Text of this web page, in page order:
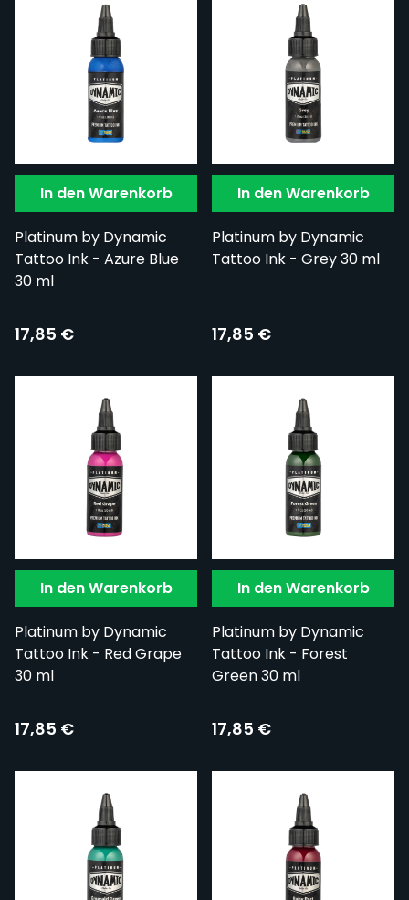
In den Warenkorb
Platinum by Dynamic
Tattoo Ink - Azure Blue
30 ml
17,85 €
In den Warenkorb
Platinum by Dynamic
Tattoo Ink - Grey 30 ml
17,85 €
In den Warenkorb
Platinum by Dynamic
Tattoo Ink - Red Grape
30 ml
17,85 €
In den Warenkorb
Platinum by Dynamic
Tattoo Ink - Forest
Green 30 ml
17,85 €